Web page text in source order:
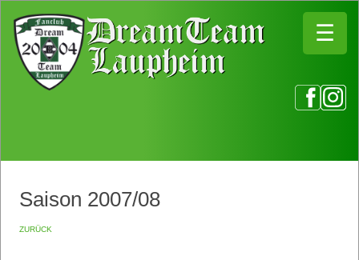
☰
☰
Saison 2007/08
zurück